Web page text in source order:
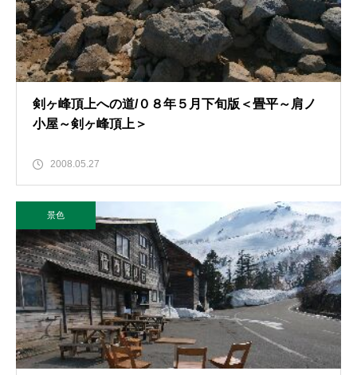
剣ヶ峰頂上への道/０８年５月下旬版＜畳平～肩ノ
小屋～剣ヶ峰頂上＞
2008.05.27
景色